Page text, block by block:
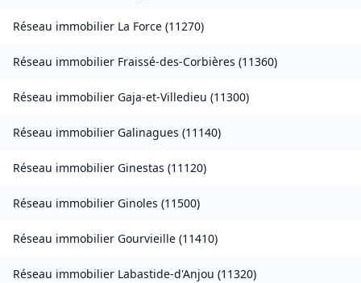
Réseau immobilier La Force (11270)
Réseau immobilier Fraissé-des-Corbières (11360)
Réseau immobilier Gaja-et-Villedieu (11300)
Réseau immobilier Galinagues (11140)
Réseau immobilier Ginestas (11120)
Réseau immobilier Ginoles (11500)
Réseau immobilier Gourvieille (11410)
Réseau immobilier Labastide-d'Anjou (11320)